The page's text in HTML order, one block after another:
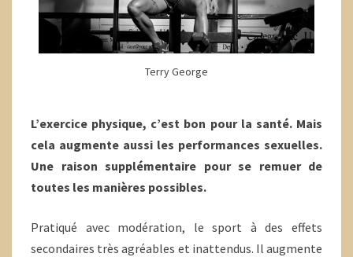
Terry George
L’exercice physique, c’est bon pour la santé. Mais
cela augmente aussi les performances sexuelles.
Une raison supplémentaire pour se remuer de
toutes les manières possibles.
Pratiqué avec modération, le sport à des effets
secondaires très agréables et inattendus. Il augmente